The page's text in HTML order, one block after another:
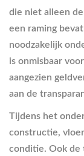
die niet alleen
een raming
noodzakelijk
is onmisbaar
aangezien
aan de
Tijdens het
constructie,
conditie. Ook de